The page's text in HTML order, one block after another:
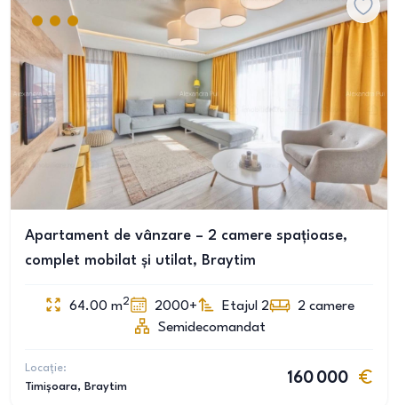
Apartament de vânzare – 2 camere spațioase,
complet mobilat și utilat, Braytim
64.00 m2 2000+ Etajul 2 2 camere
Semidecomandat
Locație:
Timișoara, Braytim
160 000